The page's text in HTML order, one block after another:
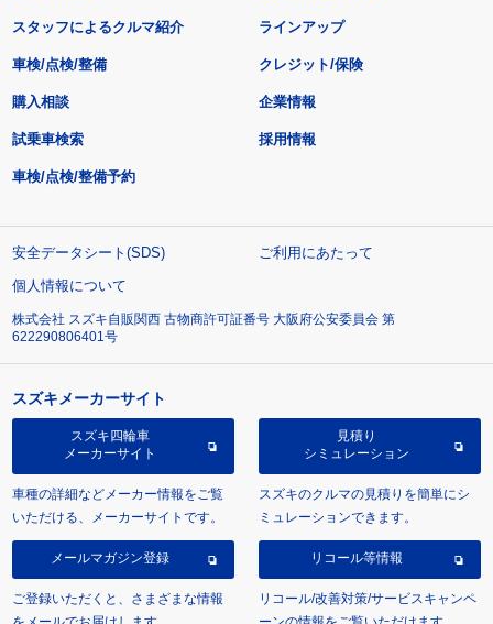
スタッフによるクルマ紹介 ラインアップ
車検/点検/整備 クレジット/保険
購入相談
試乗車検索
車検/点検/整備予約
企業情報
採用情報
安全データシート(SDS)
ご利用にあたって
個人情報について
株式会社 スズキ自販関西 古物商許可証番号 大阪府公安委員会 第
622290806401号
スズキメーカーサイト
スズキ四輪車
メーカーサイト
車種の詳細などメーカー情報をご覧
いただける、メーカーサイトです。
見積り
シミュレーション
スズキのクルマの見積りを簡単にシ
ミュレーションできます。
メールマガジン登録
ご登録いただくと、さまざまな情報
リコール等情報
リコール/改善対策/サービスキャンペ